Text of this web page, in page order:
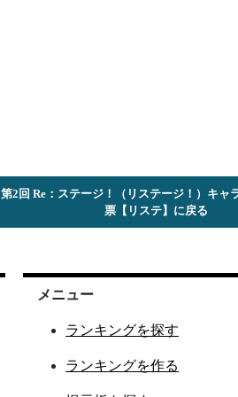
第2回 Re：ステージ！（リステージ！）キャ
票【リステ】に戻る
メニュー
ランキングを探す
ランキングを作る